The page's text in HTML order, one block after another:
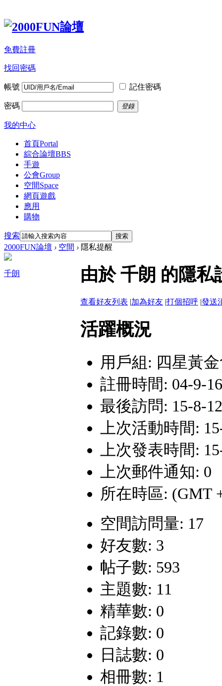
免費註冊
找回密碼
帳號 記住密碼
密碼 登錄
我的中心
首頁Portal
綜合論壇BBS
手遊
公會Group
空間Space
網頁遊戲
應用
購物
搜索 搜索
2000FUN論壇 › 空間 › 隱私提醒
千朗 由於 千朗 的隱
查看好友列表 |加為好友 |打個招呼 |發送
活躍概況
用戶組: 四星黃
註冊時間: 04-9-
最後訪問: 15-8-
上次活動時間:
上次發表時間:
上次郵件通知: 0
所在時區: (GMT
空間訪問量: 17
好友數: 3
帖子數: 593
主題數: 11
精華數: 0
記錄數: 0
日誌數: 0
相冊數: 1